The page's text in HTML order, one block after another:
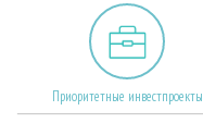
Приоритетные инвестпроекты